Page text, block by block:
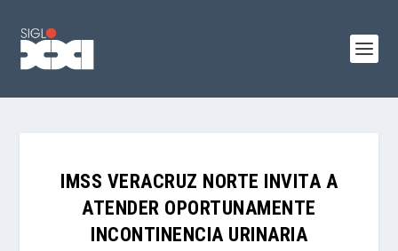
IMSS VERACRUZ NORTE INVITA A
ATENDER OPORTUNAMENTE
INCONTINENCIA URINARIA